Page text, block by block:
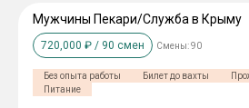
Мужчины Пекари/Служба в Крыму
720,000 ₽ / 90 смен Смены:90
Без опыта работы Билет до вахты
Питание